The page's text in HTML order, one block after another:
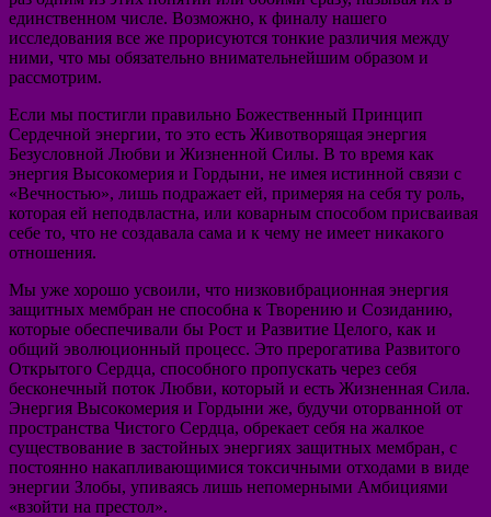
единственном числе. Возможно, к финалу нашего
исследования все же прорисуются тонкие различия между
ними, что мы обязательно внимательнейшим образом и
рассмотрим.
Если мы постигли правильно Божественный Принцип
Сердечной энергии, то это есть Животворящая энергия
Безусловной Любви и Жизненной Силы. В то время как
энергия Высокомерия и Гордыни, не имея истинной связи с
«Вечностью», лишь подражает ей, примеряя на себя ту роль,
которая ей неподвластна, или коварным способом присваивая
себе то, что не создавала сама и к чему не имеет никакого
отношения.
Мы уже хорошо усвоили, что низковибрационная энергия
защитных мембран не способна к Творению и Созиданию,
которые обеспечивали бы Рост и Развитие Целого, как и
общий эволюционный процесс. Это прерогатива Развитого
Открытого Сердца, способного пропускать через себя
бесконечный поток Любви, который и есть Жизненная Сила.
Энергия Высокомерия и Гордыни же, будучи оторванной от
пространства Чистого Сердца, обрекает себя на жалкое
существование в застойных энергиях защитных мембран, с
постоянно накапливающимися токсичными отходами в виде
энергии Злобы, упиваясь лишь непомерными Амбициями
«взойти на престол».